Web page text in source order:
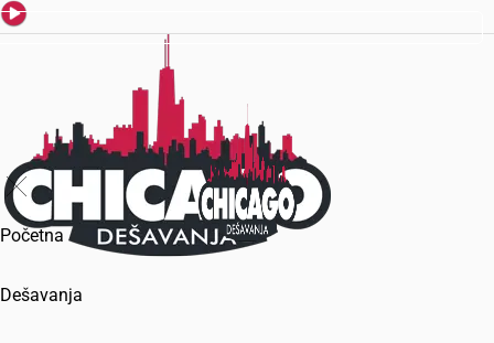
Početna
Dešavanja